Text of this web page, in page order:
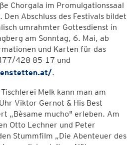
Chorgala im Promulgationssaal
Abschluss des Festivals bildet
umrahmter Gottesdienst in
am Sonntag, 6. Mai, ab
und Karten für das
428 85-17 und
.
Melk kann man am
Viktor Gernot & His Best
„Bèsame mucho" erleben. Am
Otto Lechner und Peter
Stummfilm „Die Abenteuer des